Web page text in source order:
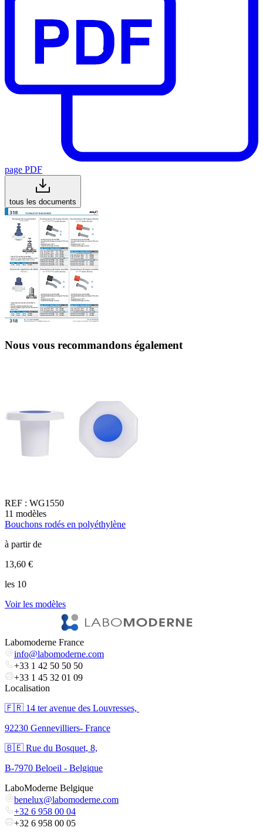
page PDF
tous les documents
Nous vous recommandons également
REF : WG1550
11 modèles
Bouchons rodés en polyéthylène
à partir de
13,60 €
les 10
Voir les modèles
Labomoderne France
info@labomoderne.com
+33 1 42 50 50 50
+33 1 45 32 01 09
Localisation
🇫🇷 ​14 ter avenue des Louvresses,
92230 Gennevilliers- France
🇧🇪 Rue du Bosquet, 8,
B-7970 Beloeil - Belgique
LaboModerne Belgique
benelux@labomoderne.com
+32 6 958 00 04
+32 6 958 00 05